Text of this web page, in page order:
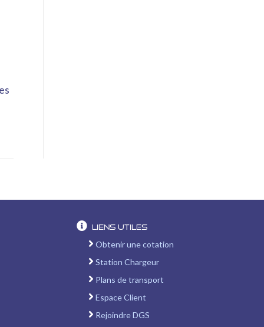
Liens utiles
Obtenir une cotation
Station Chargeur
Plans de transport
Espace Client
Rejoindre DGS